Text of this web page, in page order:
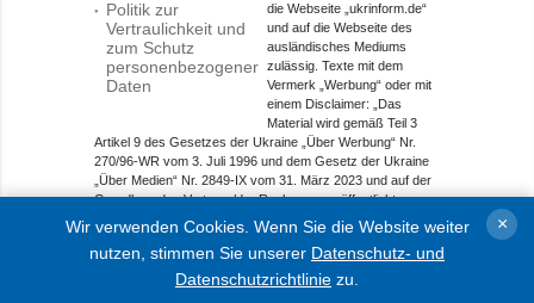
Politik zur
Vertraulichkeit und
zum Schutz
personenbezogener
Daten
die Webseite „ukrinform.de“
und auf die Webseite des
ausländisches Mediums
zulässig. Texte mit dem
Vermerk „Werbung“ oder mit
einem Disclaimer: „Das
Material wird gemäß Teil 3
Artikel 9 des Gesetzes der Ukraine „Über Werbung“ Nr.
270/96-WR vom 3. Juli 1996 und dem Gesetz der Ukraine
„Über Medien“ Nr. 2849-IX vom 31. März 2023 und auf der
Grundlage des Vertrags/der Rechnung veröffentlicht.
Objekt im Bereich Onlinemedien; Medien-ID R40-01421.
© 2015-2026 Ukrinform. Alle Rechte sind geschützt.
Wir verwenden Cookies. Wenn Sie die Website weiter
nutzen, stimmen Sie unserer Datenschutz- und
Datenschutzrichtlinie zu.
×